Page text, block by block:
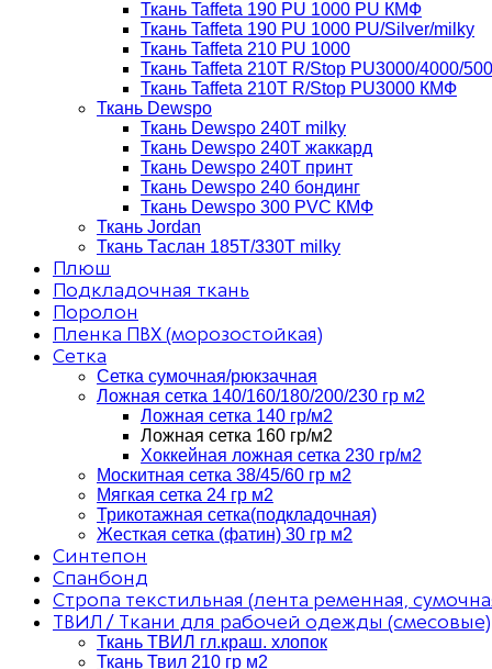
Ткань Taffeta 190 PU 1000 PU КМФ
Ткань Taffeta 190 PU 1000 PU/Silver/milky
Ткань Taffeta 210 PU 1000
Ткань Taffeta 210Т R/Stop PU3000/4000/
Ткань Taffeta 210Т R/Stop PU3000 КМФ
Ткань Dewspo
Ткань Dewspo 240Т milky
Ткань Dewspo 240T жаккард
Ткань Dewspo 240Т принт
Ткань Dewspo 240 бондинг
Ткань Dewspo 300 PVC КМФ
Ткань Jordan
Ткань Таслан 185T/330T milky
Плюш
Подкладочная ткань
Поролон
Пленка ПВХ (морозостойкая)
Сетка
Сетка сумочная/рюкзачная
Ложная сетка 140/160/180/200/230 гр м2
Ложная сетка 140 гр/м2
Ложная сетка 160 гр/м2
Хоккейная ложная сетка 230 гр/м2
Москитная сетка 38/45/60 гр м2
Мягкая сетка 24 гр м2
Трикотажная сетка(подкладочная)
Жесткая сетка (фатин) 30 гр м2
Синтепон
Спанбонд
Стропа текстильная (лента ременная,
ТВИЛ / Ткани для рабочей одежды (смесовые)
Ткань ТВИЛ гл.краш. хлопок
Ткань Твил 210 гр м2